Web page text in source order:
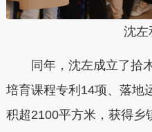
沈左
同年，沈左成立了拾
培育课程专利14项、落地
积超2100平方米，获得乡